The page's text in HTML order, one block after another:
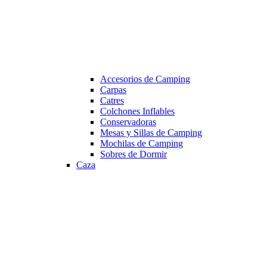
Accesorios de Camping
Carpas
Catres
Colchones Inflables
Conservadoras
Mesas y Sillas de Camping
Mochilas de Camping
Sobres de Dormir
Caza